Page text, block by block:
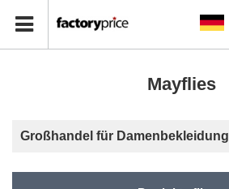
Mayflies
Großhandel für Damenbekleidung